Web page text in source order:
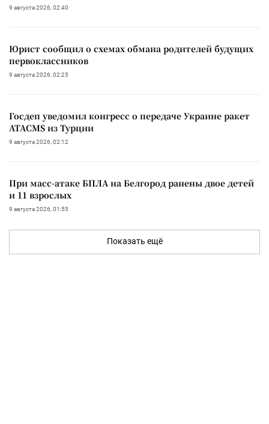
9 августа 2026, 02:40
Юрист сообщил о схемах обмана родителей будущих
первоклассников
9 августа 2026, 02:25
Госдеп уведомил конгресс о передаче Украине ракет
ATACMS из Турции
9 августа 2026, 02:12
При масс-атаке БПЛА на Белгород ранены двое детей
и 11 взрослых
9 августа 2026, 01:55
Показать ещё